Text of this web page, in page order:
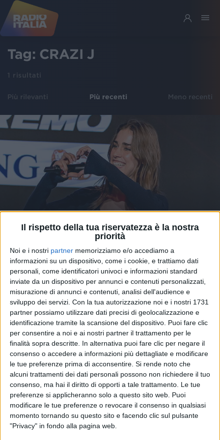
Il rispetto della tua riservatezza è la nostra
priorità
Noi e i nostri partner memorizziamo e/o accediamo a
informazioni su un dispositivo, come i cookie, e trattiamo dati
personali, come identificatori univoci e informazioni standard
inviate da un dispositivo per annunci e contenuti personalizzati,
misurazione di annunci e contenuti, analisi dell'audience e
sviluppo dei servizi. Con la tua autorizzazione noi e i nostri 1731
partner possiamo utilizzare dati precisi di geolocalizzazione e
identificazione tramite la scansione del dispositivo. Puoi fare clic
per consentire a noi e ai nostri partner il trattamento per le
finalità sopra descritte. In alternativa puoi fare clic per negare il
consenso o accedere a informazioni più dettagliate e modificare
le tue preferenze prima di acconsentire. Si rende noto che
alcuni trattamenti dei dati personali possono non richiedere il tuo
consenso, ma hai il diritto di opporti a tale trattamento. Le tue
preferenze si applicheranno solo a questo sito web. Puoi
modificare le tue preferenze o revocare il consenso in qualsiasi
momento tornando su questo sito e facendo clic sul pulsante
"Privacy" in fondo alla pagina web.
Tag: CRAZI J
1 risultati
Più rilevanti Più recenti Meno recenti
"PRIMO" ALBUM MA NON SOLO 10 feb 2024
Clara: il primo bacio e il primo provino di
Mare Fuori (per il ruolo sbagliato)
Abbiamo giocato con il titolo del suo primo album,
che si intitola appunto “Primo” ed esce il 16 febbraio,
dopo il Festival di Sanremo: scopri tutto nella video-
intervista #atupertu
diAndrea Basso